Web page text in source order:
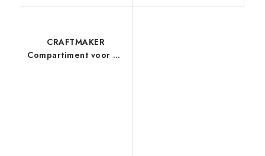
CRAFTMAKER
Compartiment voor de